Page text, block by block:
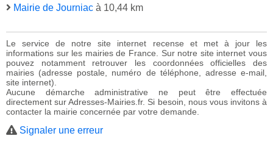
Mairie de Journiac à 10,44 km
Le service de notre site internet recense et met à jour les
informations sur les mairies de France. Sur notre site internet vous
pouvez notamment retrouver les coordonnées officielles des
mairies (adresse postale, numéro de téléphone, adresse e-mail,
site internet).
Aucune démarche administrative ne peut être effectuée
directement sur Adresses-Mairies.fr. Si besoin, nous vous invitons à
contacter la mairie concernée par votre demande.
Signaler une erreur